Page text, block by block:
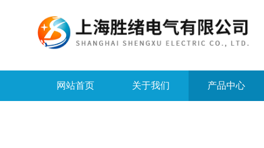
网站首页 关于我们 产品中心